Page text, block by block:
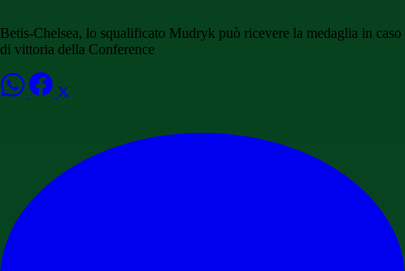
Betis-Chelsea, lo squalificato Mudryk può ricevere la medaglia in caso
di vittoria della Conference